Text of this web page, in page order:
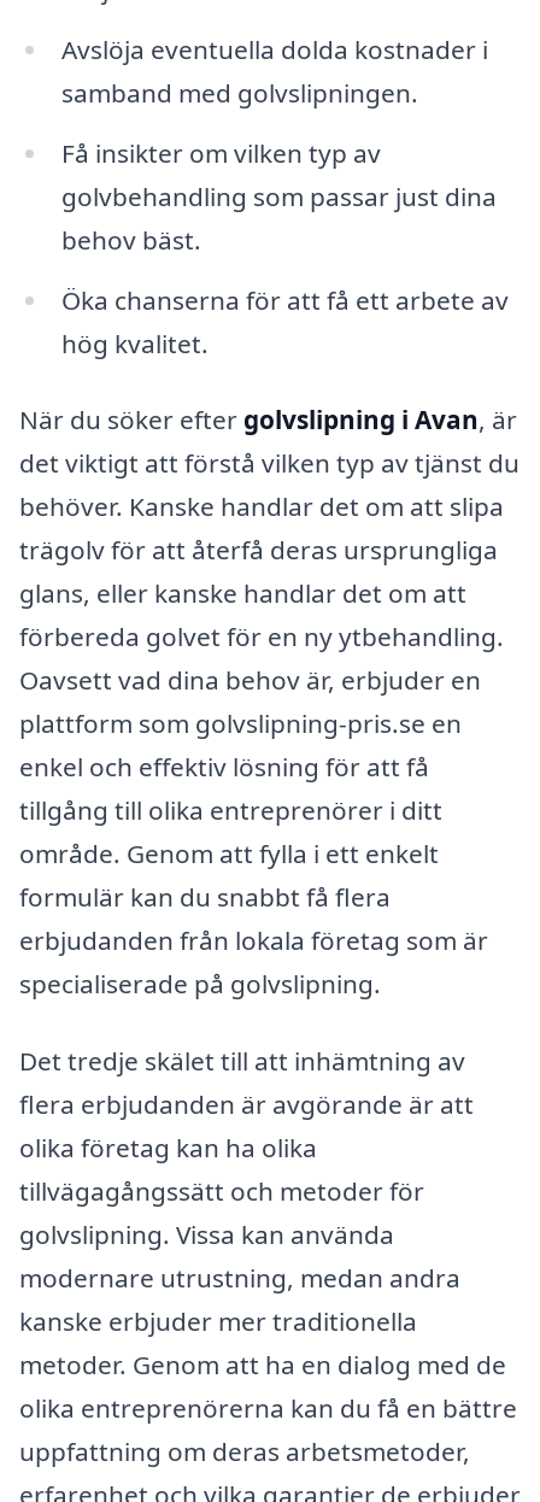
Avslöja eventuella dolda kostnader i
samband med golvslipningen.
Få insikter om vilken typ av
golvbehandling som passar just dina
behov bäst.
Öka chanserna för att få ett arbete av
hög kvalitet.
När du söker efter golvslipning i Avan, är
det viktigt att förstå vilken typ av tjänst du
behöver. Kanske handlar det om att slipa
trägolv för att återfå deras ursprungliga
glans, eller kanske handlar det om att
förbereda golvet för en ny ytbehandling.
Oavsett vad dina behov är, erbjuder en
plattform som golvslipning-pris.se en
enkel och effektiv lösning för att få
tillgång till olika entreprenörer i ditt
område. Genom att fylla i ett enkelt
formulär kan du snabbt få flera
erbjudanden från lokala företag som är
specialiserade på golvslipning.
Det tredje skälet till att inhämtning av
flera erbjudanden är avgörande är att
olika företag kan ha olika
tillvägagångssätt och metoder för
golvslipning. Vissa kan använda
modernare utrustning, medan andra
kanske erbjuder mer traditionella
metoder. Genom att ha en dialog med de
olika entreprenörerna kan du få en bättre
uppfattning om deras arbetsmetoder,
erfarenhet och vilka garantier de erbjuder